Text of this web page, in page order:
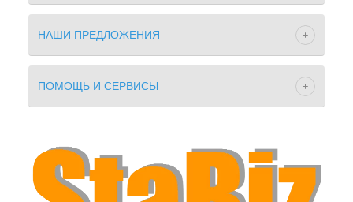
НАШИ ПРЕДЛОЖЕНИЯ
ПОМОЩЬ И СЕРВИСЫ